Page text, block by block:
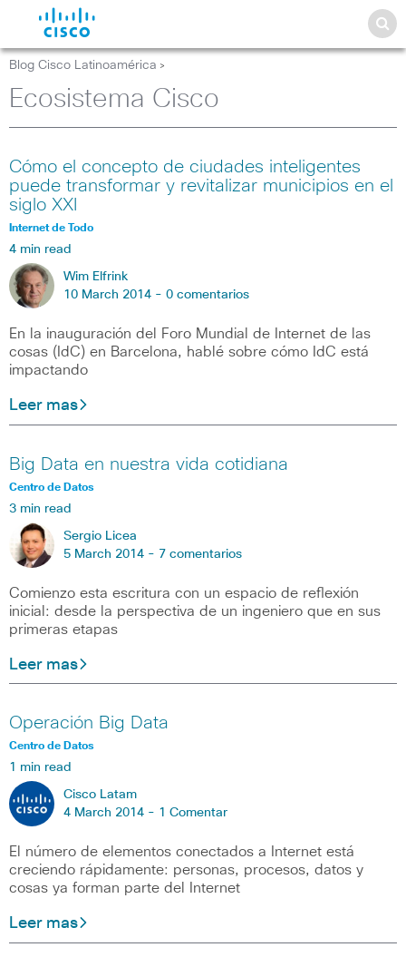
Blog Cisco Latinoamérica >
Ecosistema Cisco
Cómo el concepto de ciudades inteligentes
puede transformar y revitalizar municipios en el
siglo XXI
Internet de Todo
4 min read
Wim Elfrink
10 March 2014 - 0 comentarios
En la inauguración del Foro Mundial de Internet de las
cosas (IdC) en Barcelona, hablé sobre cómo IdC está
impactando
Leer mas
Big Data en nuestra vida cotidiana
Centro de Datos
3 min read
Sergio Licea
5 March 2014 - 7 comentarios
Comienzo esta escritura con un espacio de reflexión
inicial: desde la perspectiva de un ingeniero que en sus
primeras etapas
Leer mas
Operación Big Data
Centro de Datos
1 min read
Cisco Latam
4 March 2014 - 1 Comentar
El número de elementos conectados a Internet está
creciendo rápidamente: personas, procesos, datos y
cosas ya forman parte del Internet
Leer mas